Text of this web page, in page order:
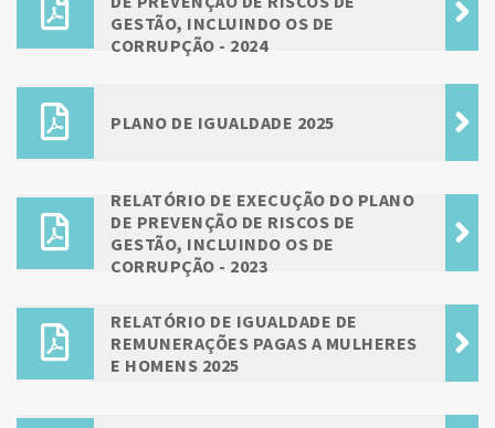
GESTÃO, INCLUINDO OS DE
CORRUPÇÃO - 2024
PLANO DE IGUALDADE 2025
RELATÓRIO DE EXECUÇÃO DO PLANO
DE PREVENÇÃO DE RISCOS DE
GESTÃO, INCLUINDO OS DE
CORRUPÇÃO - 2023
RELATÓRIO DE IGUALDADE DE
REMUNERAÇÕES PAGAS A MULHERES
E HOMENS 2025